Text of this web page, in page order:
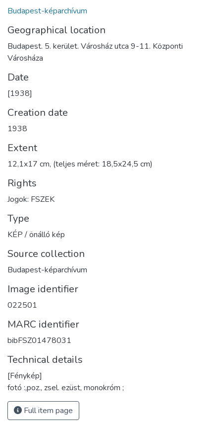
Budapest-képarchívum
Geographical location
Budapest. 5. kerület. Városház utca 9-11. Központi
Városháza
Date
[1938]
Creation date
1938
Extent
12,1x17 cm, (teljes méret: 18,5x24,5 cm)
Rights
Jogok: FSZEK
Type
KÉP / önálló kép
Source collection
Budapest-képarchívum
Image identifier
022501
MARC identifier
bibFSZ01478031
Technical details
[Fénykép]
fotó :,poz., zsel. ezüst, monokróm ;
Full item page